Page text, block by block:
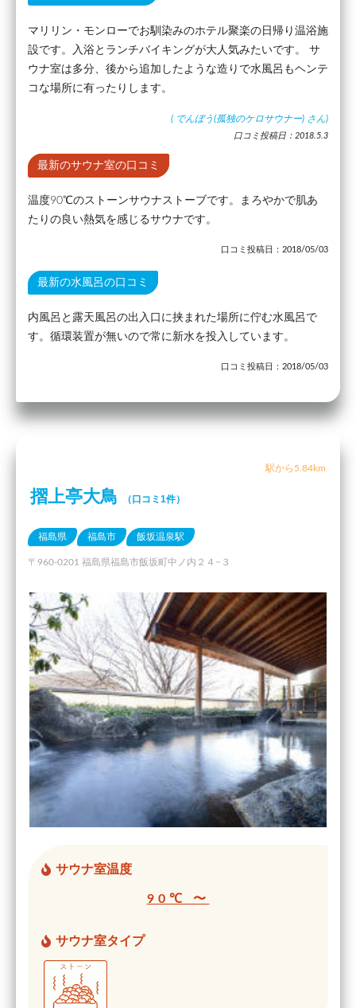
マリリン・モンローでお馴染みのホテル聚楽の日帰り温浴施
設です。入浴とランチバイキングが大人気みたいです。 サ
ウナ室は多分、後から追加したような造りで水風呂もヘンテ
コな場所に有ったりします。
( でんぼう(孤独のケロサウナー) さん)
口コミ投稿日：2018.5.3
最新のサウナ室の口コミ
温度90℃のストーンサウナストーブです。まろやかで肌あ
たりの良い熱気を感じるサウナです。
口コミ投稿日：2018/05/03
最新の水風呂の口コミ
内風呂と露天風呂の出入口に挟まれた場所に佇む水風呂で
す。循環装置が無いので常に新水を投入しています。
口コミ投稿日：2018/05/03
駅から5.84km
摺上亭大鳥 （口コミ1件）
福島県 福島市 飯坂温泉駅
〒960-0201 福島県福島市飯坂町中ノ内２４−３
サウナ室温度
90℃ 〜
サウナ室タイプ